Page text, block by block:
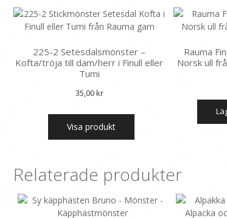
225-2 Setesdalsmönster –
Kofta/tröja till dam/herr i Finull eller
Tumi
35,00kr
Visa produkt
Rauma
Norsk ull
Relaterade produkter